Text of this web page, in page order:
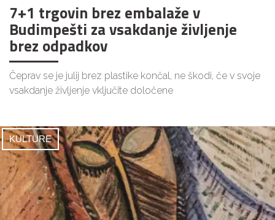
7+1 trgovin brez embalaže v
Budimpešti za vsakdanje življenje
brez odpadkov
Čeprav se je julij brez plastike končal, ne škodi, če v svoje
vsakdanje življenje vključite določene
KULTURE